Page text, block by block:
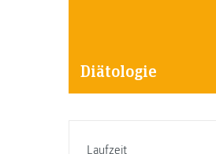
Diätologie
Laufzeit